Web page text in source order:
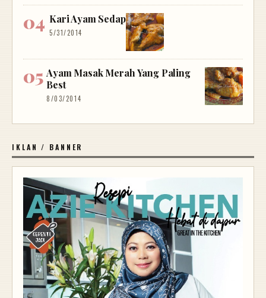
Kari Ayam Sedap
5/31/2014
Ayam Masak Merah Yang Paling
Best
8/03/2014
IKLAN / BANNER